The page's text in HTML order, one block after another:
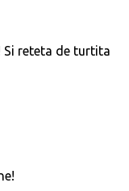
Si reteta de turtita